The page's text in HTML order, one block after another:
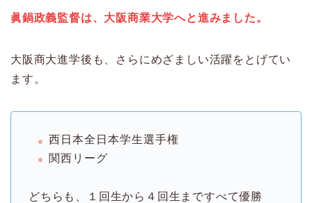
眞鍋政義監督は、大阪商業大学へと進みました。
大阪商大進学後も、さらにめざましい活躍をとげてい
ます。
西日本全日本学生選手権
関西リーグ
どちらも、１回生から４回生まですべて優勝